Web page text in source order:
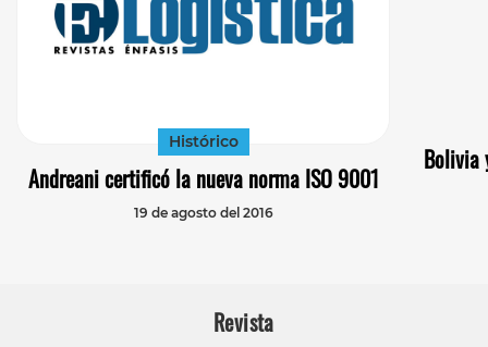
Histórico
Andreani certificó la nueva norma ISO 9001
19 de agosto del 2016
Bolivia
Revista